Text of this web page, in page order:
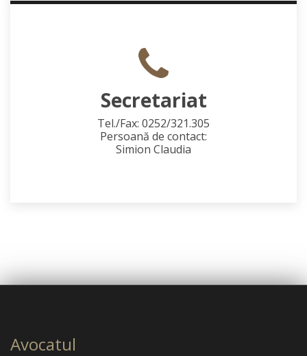
Secretariat
Tel./Fax: 0252/321.305
Persoană de contact:
Simion Claudia
Avocatul